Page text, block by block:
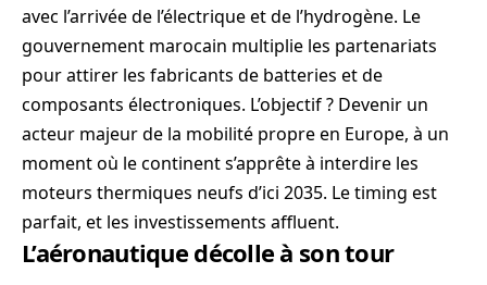
avec l’arrivée de l’électrique et de l’hydrogène. Le
gouvernement marocain multiplie les partenariats
pour attirer les fabricants de batteries et de
composants électroniques. L’objectif ? Devenir un
acteur majeur de la mobilité propre en Europe, à un
moment où le continent s’apprête à interdire les
moteurs thermiques neufs d’ici 2035. Le timing est
parfait, et les investissements affluent.
L’aéronautique décolle à son tour